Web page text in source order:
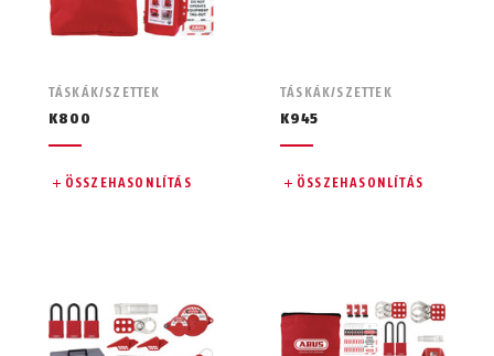
TÁSKÁK/SZETTEK
K800
ÖSSZEHASONLÍTÁS
TÁSKÁK/SZETTEK
K945
ÖSSZEHASONLÍTÁS